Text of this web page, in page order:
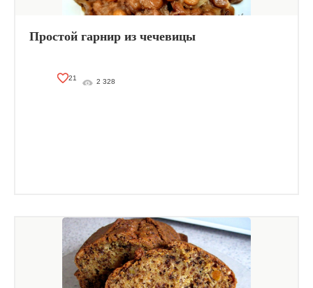
Простой гарнир из чечевицы
21 2 328